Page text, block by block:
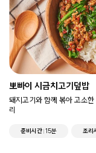
뽀빠이 시금치고기덮밥
돼지고기와 함께 볶아 고소
리
준비시간 15분 조리